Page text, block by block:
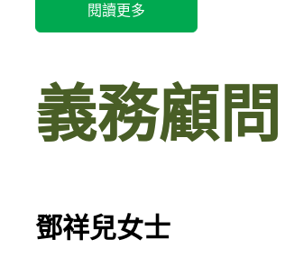
講座教授。...
閱讀更多
義務顧問
鄧祥兒女士